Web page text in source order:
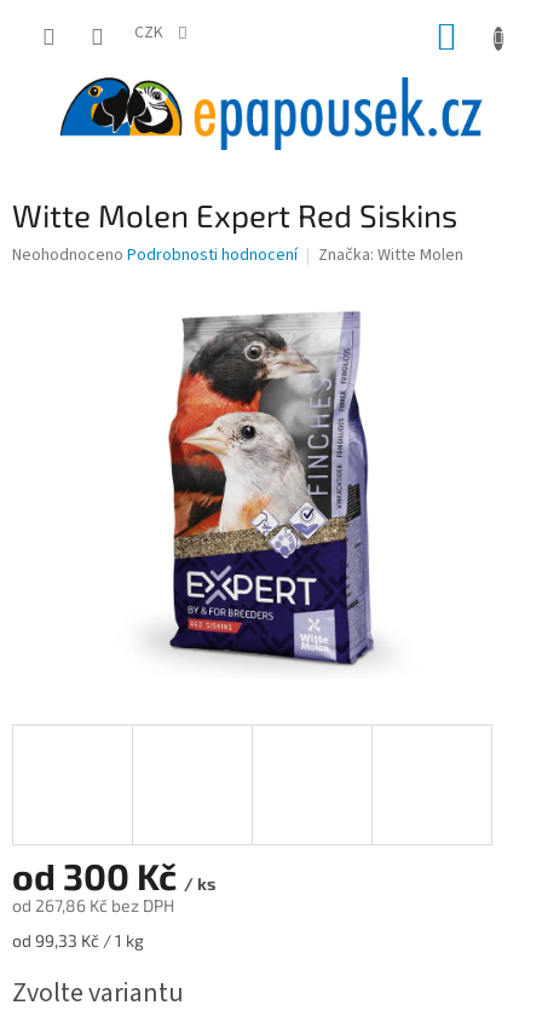
CZK
Witte Molen Expert Red Siskins
Průměrné
Neohodnoceno Podrobnosti hodnocení Značka: Witte Molen
od 300 Kč / ks
od 267,86 Kč bez DPH
Měrná
od 99,33 Kč / 1 kg
Zvolte variantu